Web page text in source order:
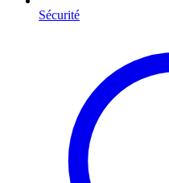
Sécurité